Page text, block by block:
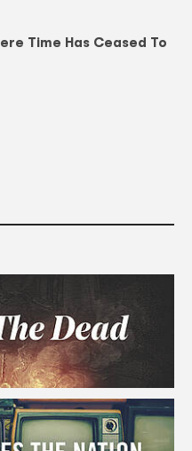
Time Has Ceased To